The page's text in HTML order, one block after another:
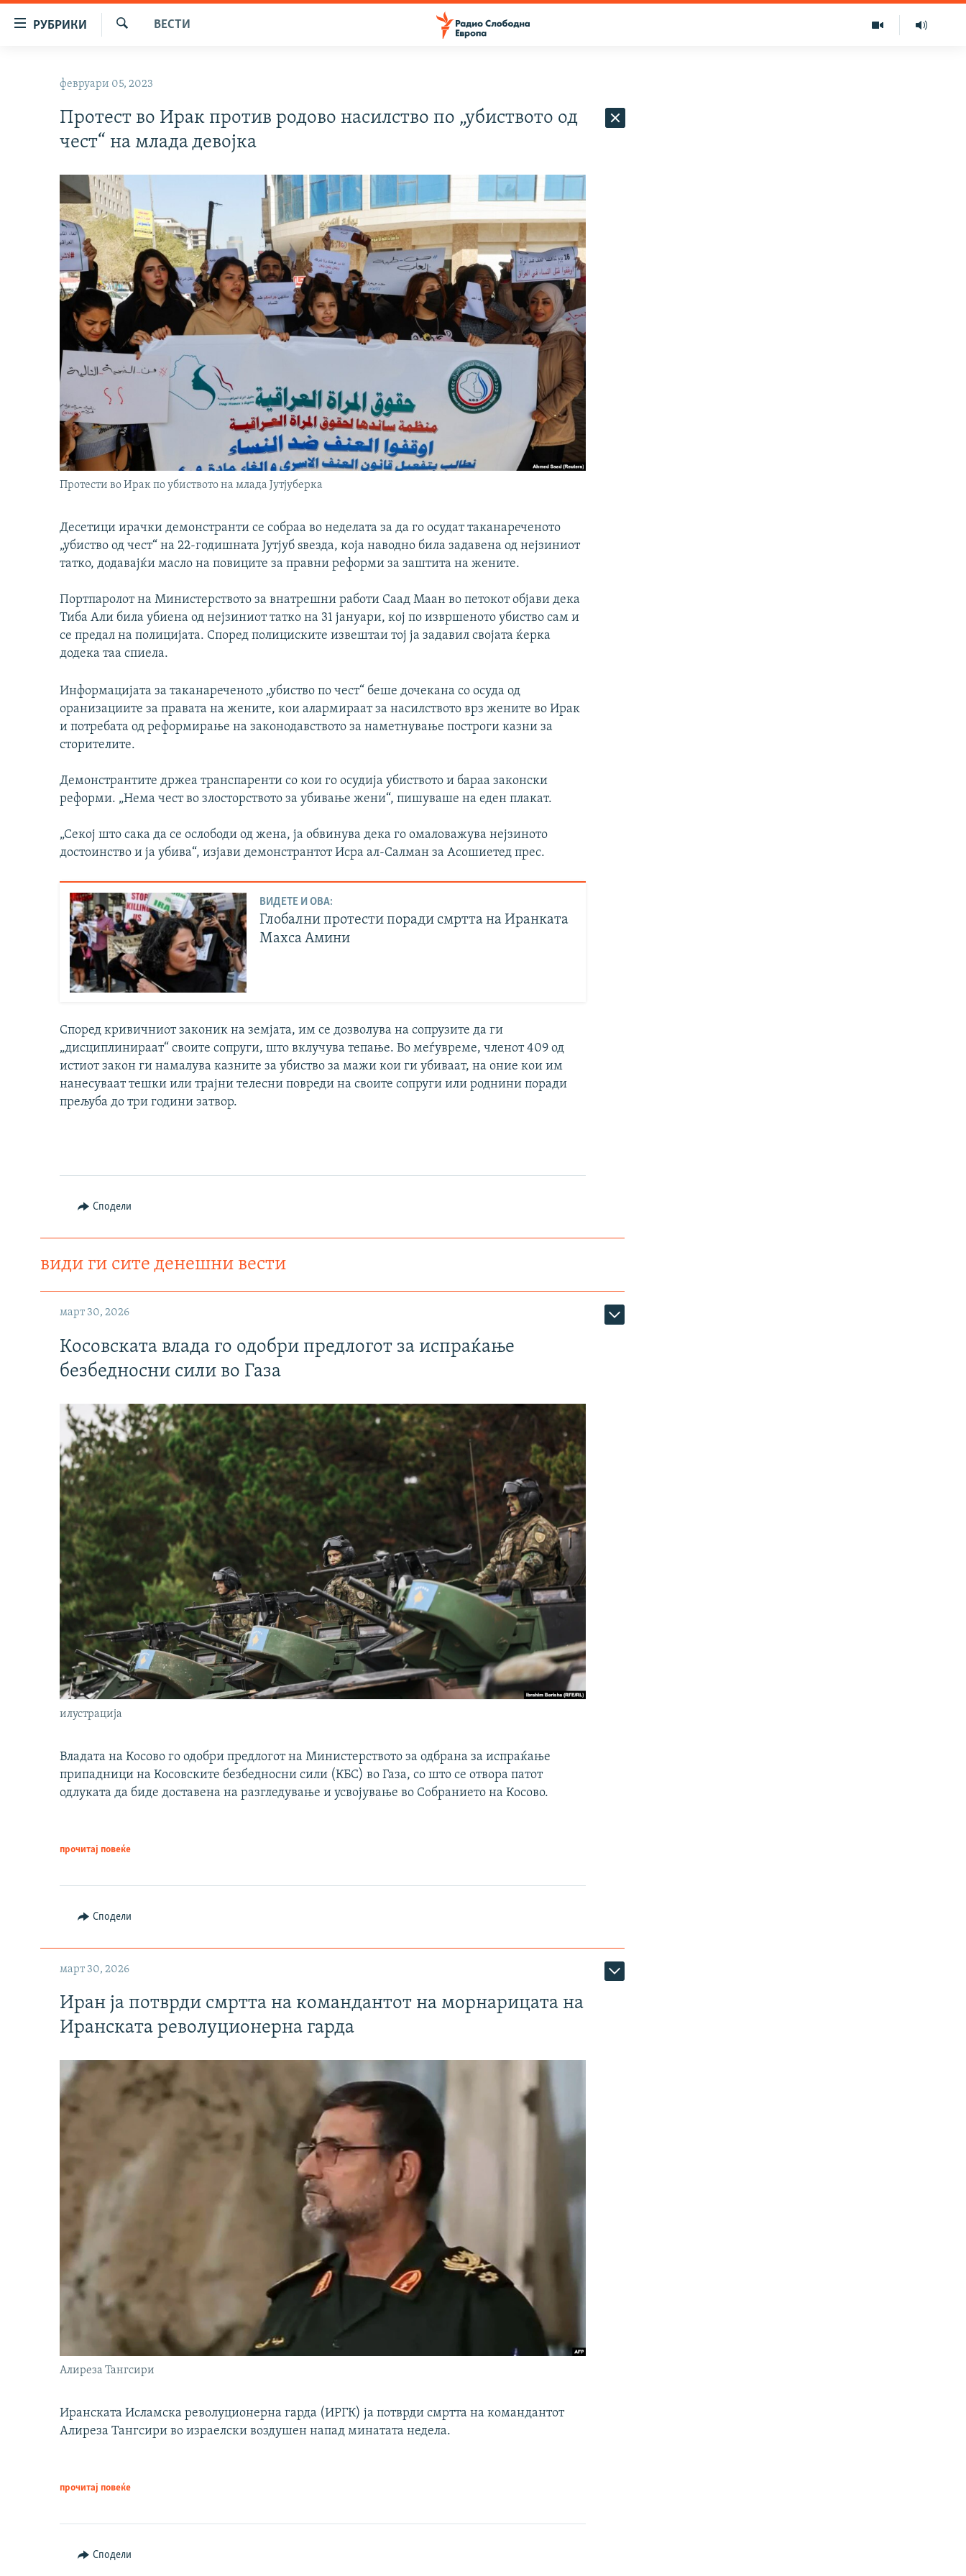
содржината
пребарување
РУБРИКИ
ПРИЈАВИ СЕ ЗА ЊУЗЛЕТЕР
ПОДКАСТ ЗОШТО?
ВЕСТИ
февруари 05, 2023
Протест во Ирак против родово насилство по „убиството од
чест“ на млада девојка
Протести во Ирак по убиството на млада Јутјуберка
Десетици ирачки демонстранти се собраа во неделата за да го осудат таканареченото
„убиство од чест“ на 22-годишната Јутјуб ѕвезда, која наводно била задавена од нејзиниот
татко, додавајќи масло на повиците за правни реформи за заштита на жените.
Портпаролот на Министерството за внатрешни работи Саад Маан во петокот објави дека
Тиба Али била убиена од нејзиниот татко на 31 јануари, кој по извршеното убиство сам и
се предал на полицијата. Според полициските извештаи тој ја задавил својата ќерка
додека таа спиела.
Информацијата за таканареченото „убиство по чест“ беше дочекана со осуда од
оранизациите за правата на жените, кои алармираат за насилството врз жените во Ирак
и потребата од реформирање на законодавството за наметнување построги казни за
сторителите.
Демонстрантите држеа транспаренти со кои го осудија убиството и бараа законски
реформи. „Нема чест во злосторството за убивање жени“, пишуваше на еден плакат.
„Секој што сака да се ослободи од жена, ја обвинува дека го омаловажува нејзиното
достоинство и ја убива“, изјави демонстрантот Исра ал-Салман за Асошиетед прес.
ВИДЕТЕ И ОВА:
Глобални протести поради смртта на Иранката
Махса Амини
Според кривичниот законик на земјата, им се дозволува на сопрузите да ги
„дисциплинираат“ своите сопруги, што вклучува тепање. Во меѓувреме, членот 409 од
истиот закон ги намалува казните за убиство за мажи кои ги убиваат, на оние кои им
нанесуваат тешки или трајни телесни повреди на своите сопруги или роднини поради
прељуба до три години затвор.
Сподели
види ги сите денешни вести
март 30, 2026
Косовската влада го одобри предлогот за испраќање
безбедносни сили во Газа
илустрација
Владата на Косово го одобри предлогот на Министерството за одбрана за испраќање
припадници на Косовските безбедносни сили (КБС) во Газа, со што се отвора патот
одлуката да биде доставена на разгледување и усвојување во Собранието на Косово.
прочитај повеќе
Сподели
март 30, 2026
Иран ја потврди смртта на командантот на морнарицата на
Иранската револуционерна гарда
Алиреза Тангсири
Иранската Исламска револуционерна гарда (ИРГК) ја потврди смртта на командантот
Алиреза Тангсири во израелски воздушен напад минатата недела.
прочитај повеќе
Сподели